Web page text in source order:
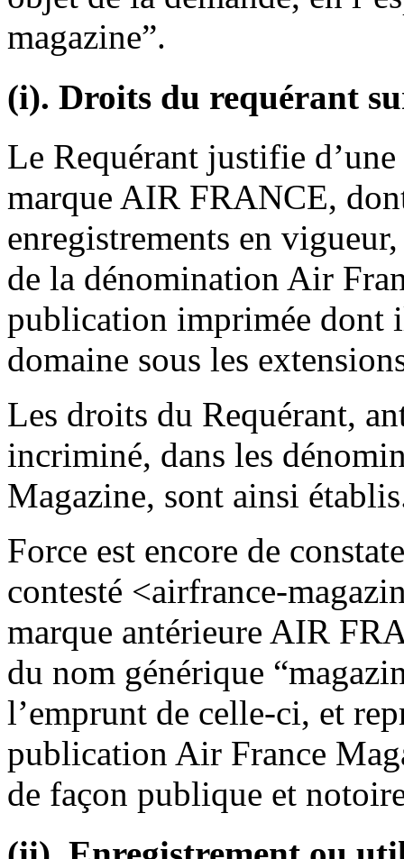
magazine”.
(i). Droits du requérant
Le Requérant justifie
marque AIR FRANCE,
enregistrements en
de la dénomination Air
publication imprimée dont
domaine sous les
Les droits du Requérant,
incriminé, dans les
Magazine, sont ainsi
Force est encore de
contesté <airfrance-
marque antérieure AIR
du nom générique
l’emprunt de celle-ci, et
publication Air France
de façon publique et